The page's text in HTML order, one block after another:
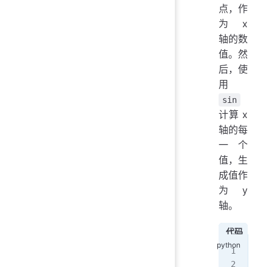
点，作
为 x
轴的数
值。然
后，使
用
sin
计算 x
轴的每
一个
值，生
成值作
为 y
轴。
代码